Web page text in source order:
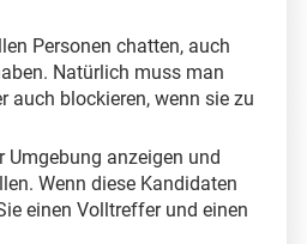
Personen chatten, auch
Natürlich muss man
blockieren, wenn sie zu
Umgebung anzeigen und
Wenn diese Kandidaten
einen Volltreffer und einen